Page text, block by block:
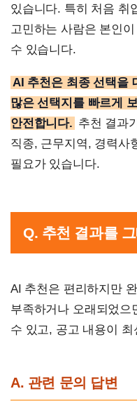
있습니다. 특히 처음 취
고민하는 사람은 본인
수 있습니다.
AI 추천은 최종 선택을
많은 선택지를 빠르게
안전합니다. 추천 결과
직종, 근무지역, 경력사
필요가 있습니다.
Q. 추천 결과를
AI 추천은 편리하지만
부족하거나 오래되었으
수 있고, 공고 내용이
A. 관련 문의 답변